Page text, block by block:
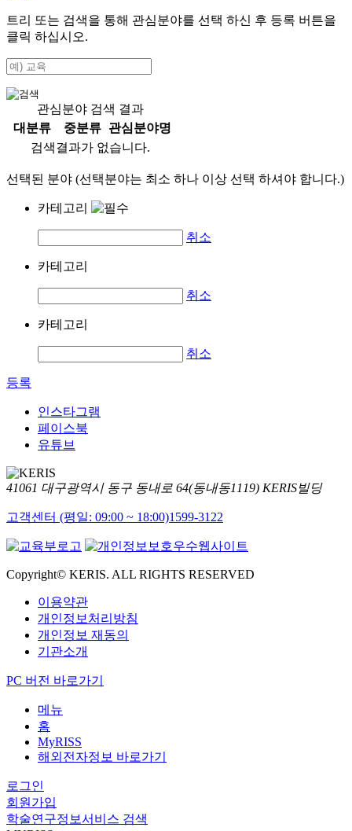
트리 또는 검색을 통해 관심분야를 선택 하신 후 등록 버튼을
클릭 하십시오.
관심분야 검색 결과
대분류
중분류
관심분야명
검색결과가 없습니다.
선택된 분야 (선택분야는 최소 하나 이상 선택 하셔야 합니다.)
카테고리
취소
카테고리
취소
카테고리
취소
등록
인스타그램
페이스북
유튜브
41061 대구광역시 동구 동내로 64(동내동1119) KERIS빌딩
고객센터 (평일: 09:00 ~ 18:00)1599-3122
Copyright© KERIS. ALL RIGHTS RESERVED
이용약관
개인정보처리방침
개인정보 재동의
기관소개
PC 버전 바로가기
메뉴
홈
MyRISS
해외전자정보 바로가기
로그인
회원가입
학술연구정보서비스 검색